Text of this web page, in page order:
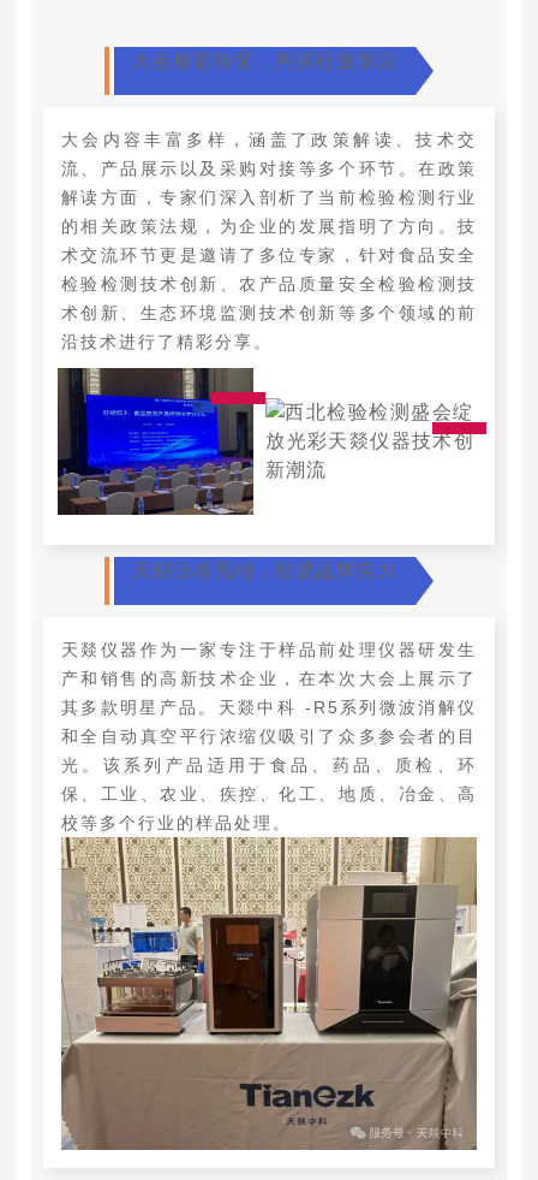
大会精彩纷呈，共探行业前沿
大会内容丰富多样，涵盖了政策解读、技术交
流、产品展示以及采购对接等多个环节。在政策
解读方面，专家们深入剖析了当前检验检测行业
的相关政策法规，为企业的发展指明了方向。技
术交流环节更是邀请了多位专家，针对食品安全
检验检测技术创新、农产品质量安全检验检测技
术创新、生态环境监测技术创新等多个领域的前
沿技术进行了精彩分享。
天燚仪器亮相，彰显品牌实力
天燚仪器作为一家专注于样品前处理仪器研发生
产和销售的高新技术企业，在本次大会上展示了
其多款明星产品。天燚中科 -R5系列微波消解仪
和全自动真空平行浓缩仪吸引了众多参会者的目
光。该系列产品适用于食品、药品、质检、环
保、工业、农业、疾控、化工、地质、冶金、高
校等多个行业的样品处理。